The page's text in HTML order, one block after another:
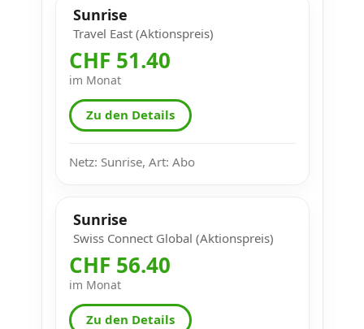
Sunrise
Travel East (Aktionspreis)
CHF 51.40
im Monat
Zu den Details
Netz: Sunrise, Art: Abo
Sunrise
Swiss Connect Global (Aktionspreis)
CHF 56.40
im Monat
Zu den Details